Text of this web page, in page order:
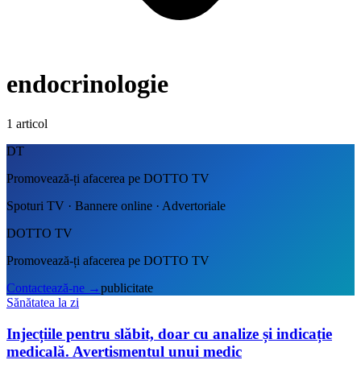
endocrinologie
1 articol
DT
Promovează-ți afacerea pe DOTTO TV
Spoturi TV · Bannere online · Advertoriale
DOTTO TV
Promovează-ți afacerea pe DOTTO TV
Contactează-ne →publicitate
Sănătatea la zi
Injecțiile pentru slăbit, doar cu analize și indicație
medicală. Avertismentul unui medic